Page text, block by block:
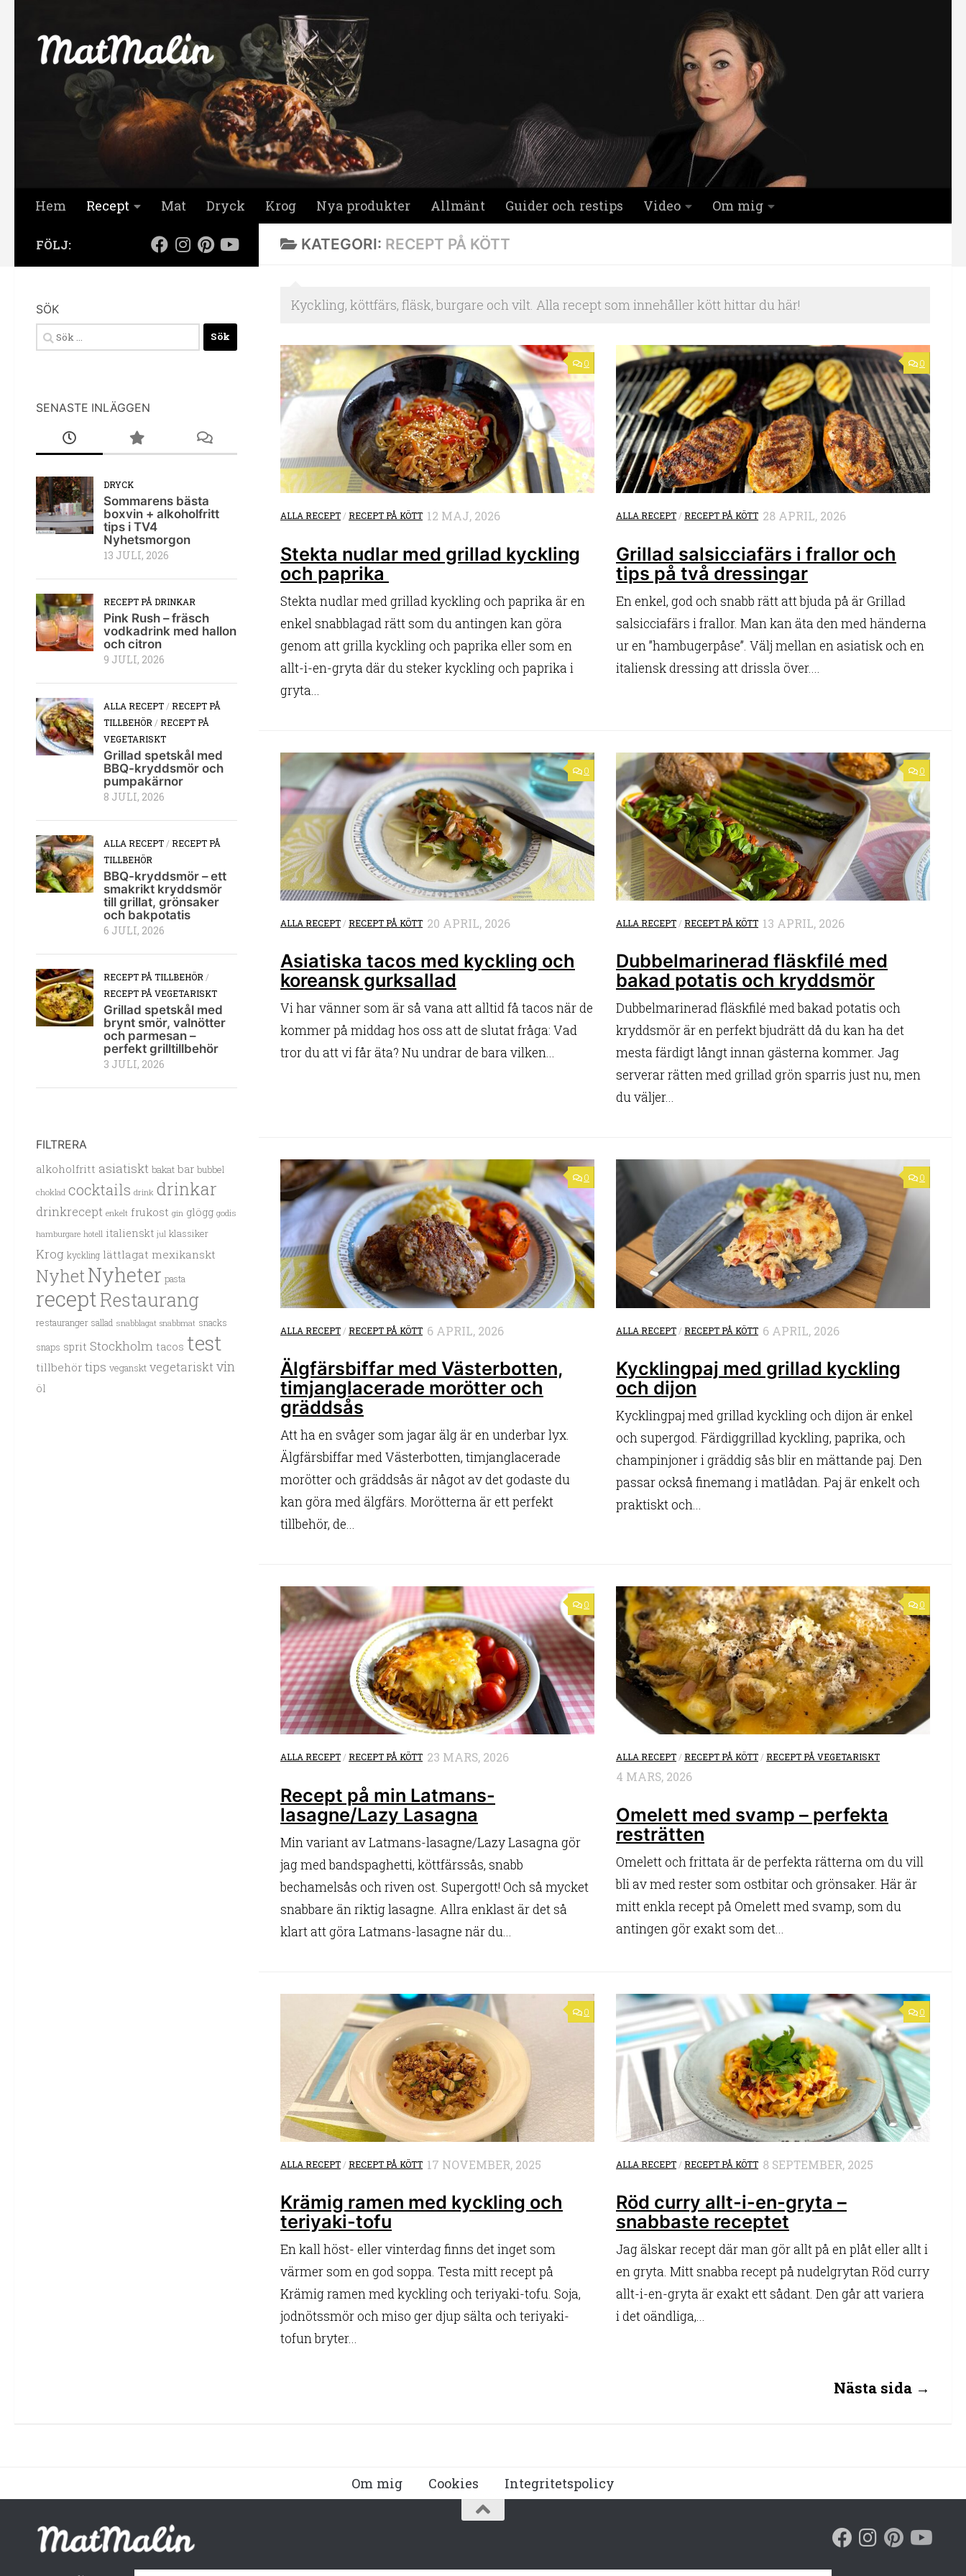
Hem Recept Mat Dryck Krog Nya produkter Allmänt Guider och restips Video Om mig
KATEGORI: RECEPT PÅ KÖTT
Kyckling, köttfärs, fläsk, burgare och vilt. Alla recept som innehåller kött hittar du här!
0
ALLA RECEPT/RECEPT PÅ KÖTT 12 MAJ, 2026
Stekta nudlar med grillad kyckling
och paprika
Stekta nudlar med grillad kyckling och paprika är en
enkel snabblagad rätt som du antingen kan göra
genom att grilla kyckling och paprika eller som en
allt-i-en-gryta där du steker kyckling och paprika i
gryta...
0
ALLA RECEPT/RECEPT PÅ KÖTT 28 APRIL, 2026
Grillad salsicciafärs i frallor och
tips på två dressingar
En enkel, god och snabb rätt att bjuda på är Grillad
salsicciafärs i frallor. Man kan äta den med händerna
ur en ”hambugerpåse”. Välj mellan en asiatisk och en
italiensk dressing att drissla över....
0
ALLA RECEPT /RECEPT PÅ KÖTT 20 APRIL, 2026
Asiatiska tacos med kyckling och
koreansk gurksallad
Vi har vänner som är så vana att alltid få tacos när de
kommer på middag hos oss att de slutat fråga: Vad
tror du att vi får äta? Nu undrar de bara vilken...
0
ALLA RECEPT /RECEPT PÅ KÖTT 13 APRIL, 2026
Dubbelmarinerad fläskfilé med
bakad potatis och kryddsmör
Dubbelmarinerad fläskfilé med bakad potatis och
kryddsmör är en perfekt bjudrätt då du kan ha det
mesta färdigt långt innan gästerna kommer. Jag
serverar rätten med grillad grön sparris just nu, men
du väljer...
0
ALLA RECEPT /RECEPT PÅ KÖTT 6 APRIL, 2026
Älgfärsbiffar med Västerbotten,
timjanglacerade morötter och
gräddsås
Att ha en svåger som jagar älg är en underbar lyx.
Älgfärsbiffar med Västerbotten, timjanglacerade
morötter och gräddsås är något av det godaste du
kan göra med älgfärs. Morötterna är ett perfekt
tillbehör, de...
0
ALLA RECEPT /RECEPT PÅ KÖTT 6 APRIL, 2026
Kycklingpaj med grillad kyckling
och dijon
Kycklingpaj med grillad kyckling och dijon är enkel
och supergod. Färdiggrillad kyckling, paprika, och
champinjoner i gräddig sås blir en mättande paj. Den
passar också finemang i matlådan. Paj är enkelt och
praktiskt och...
0
ALLA RECEPT/RECEPT PÅ KÖTT 23 MARS, 2026
Recept på min Latmans-
lasagne/Lazy Lasagna
Min variant av Latmans-lasagne/Lazy Lasagna gör
jag med bandspaghetti, köttfärssås, snabb
bechamelsås och riven ost. Supergott! Och så mycket
snabbare än riktig lasagne. Allra enklast är det så
klart att göra Latmans-lasagne när du...
0
ALLA RECEPT/RECEPT PÅ KÖTT/RECEPT PÅ VEGETARISKT
4 MARS, 2026
Omelett med svamp – perfekta
resträtten
Omelett och frittata är de perfekta rätterna om du vill
bli av med rester som ostbitar och grönsaker. Här är
mitt enkla recept på Omelett med svamp, som du
antingen gör exakt som det...
0
ALLA RECEPT /RECEPT PÅ KÖTT 17 NOVEMBER, 2025
Krämig ramen med kyckling och
teriyaki-tofu
En kall höst- eller vinterdag finns det inget som
värmer som en god soppa. Testa mitt recept på
Krämig ramen med kyckling och teriyaki-tofu. Soja,
jodnötssmör och miso ger djup sälta och teriyaki-
tofun bryter...
0
ALLA RECEPT /RECEPT PÅ KÖTT 8 SEPTEMBER, 2025
Röd curry allt-i-en-gryta –
snabbaste receptet
Jag älskar recept där man gör allt på en plåt eller allt i
en gryta. Mitt snabba recept på nudelgrytan Röd curry
allt-i-en-gryta är exakt ett sådant. Den går att variera
i det oändliga,...
Nästa sida →
FÖLJ:
SÖK
Sök
efter:
SENASTE INLÄGGEN
DRYCK
Sommarens bästa
boxvin + alkoholfritt
tips i TV4
Nyhetsmorgon
13 JULI, 2026
RECEPT PÅ DRINKAR
Pink Rush – fräsch
vodkadrink med hallon
och citron
9 JULI, 2026
ALLA RECEPT /RECEPT PÅ
TILLBEHÖR /RECEPT PÅ
VEGETARISKT
Grillad spetskål med
BBQ-kryddsmör och
pumpakärnor
8 JULI, 2026
ALLA RECEPT /RECEPT PÅ
TILLBEHÖR
BBQ-kryddsmör – ett
smakrikt kryddsmör
till grillat, grönsaker
och bakpotatis
6 JULI, 2026
RECEPT PÅ TILLBEHÖR /
RECEPT PÅ VEGETARISKT
Grillad spetskål med
brynt smör, valnötter
och parmesan –
perfekt grilltillbehör
3 JULI, 2026
FILTRERA
alkoholfritt asiatiskt bakat bar bubbel
choklad cocktails drink drinkar
drinkrecept enkelt frukost gin glögg godis
hamburgare hotell italienskt jul klassiker
Krog kyckling lättlagat mexikanskt
NyhetNyheter pasta
receptRestaurang
restauranger sallad snabblagat snabbmat snacks
snaps sprit Stockholm tacos test
tillbehör tips veganskt vegetarisktvin
öl
Om mig Cookies Integritetspolicy